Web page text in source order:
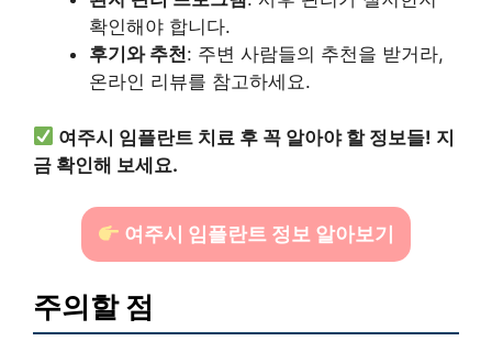
확인해야 합니다.
후기와 추천: 주변 사람들의 추천을 받거라,
온라인 리뷰를 참고하세요.
여주시 임플란트 치료 후 꼭 알아야 할 정보들! 지
금 확인해 보세요.
여주시 임플란트 정보 알아보기
주의할 점